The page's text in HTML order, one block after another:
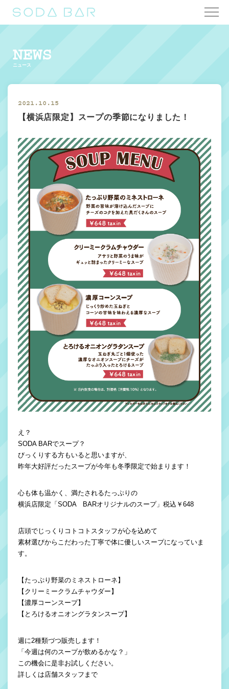
NEWS
ニュース
2021.10.15
【横浜店限定】スープの季節になりました！
え？
SODA BARでスープ？
びっくりする方もいると思いますが、
昨年大好評だったスープが今年も冬季限定で始まります！
心も体も温かく、満たされるたっぷりの
横浜店限定「SODA BARオリジナルのスープ」税込￥648
店頭でじっくりコトコトスタッフが心を込めて
素材選びからこだわった丁寧で体に優しいスープになっていま
す。
【たっぷり野菜のミネストローネ】
【クリーミークラムチャウダー】
【濃厚コーンスープ】
【とろけるオニオングラタンスープ】
週に2種類づつ販売します！
「今週は何のスープが飲めるかな？」
この機会に是非お試しください。
詳しくは店舗スタッフまで